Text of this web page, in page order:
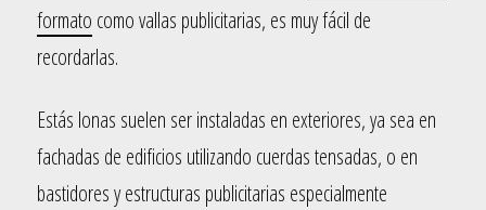
formato como vallas publicitarias, es muy fácil de
recordarlas.
Estás lonas suelen ser instaladas en exteriores, ya sea en
fachadas de edificios utilizando cuerdas tensadas, o en
bastidores y estructuras publicitarias especialmente